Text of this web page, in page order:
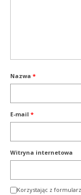
Nazwa *
E-mail *
Witryna internetowa
Korzystając z